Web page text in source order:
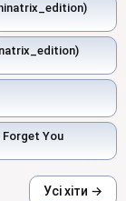
Forget You
Усі хіти →